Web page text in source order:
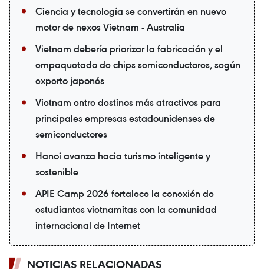
Ciencia y tecnología se convertirán en nuevo
motor de nexos Vietnam - Australia
Vietnam debería priorizar la fabricación y el
empaquetado de chips semiconductores, según
experto japonés
Vietnam entre destinos más atractivos para
principales empresas estadounidenses de
semiconductores
Hanoi avanza hacia turismo inteligente y
sostenible
APIE Camp 2026 fortalece la conexión de
estudiantes vietnamitas con la comunidad
internacional de Internet
NOTICIAS RELACIONADAS